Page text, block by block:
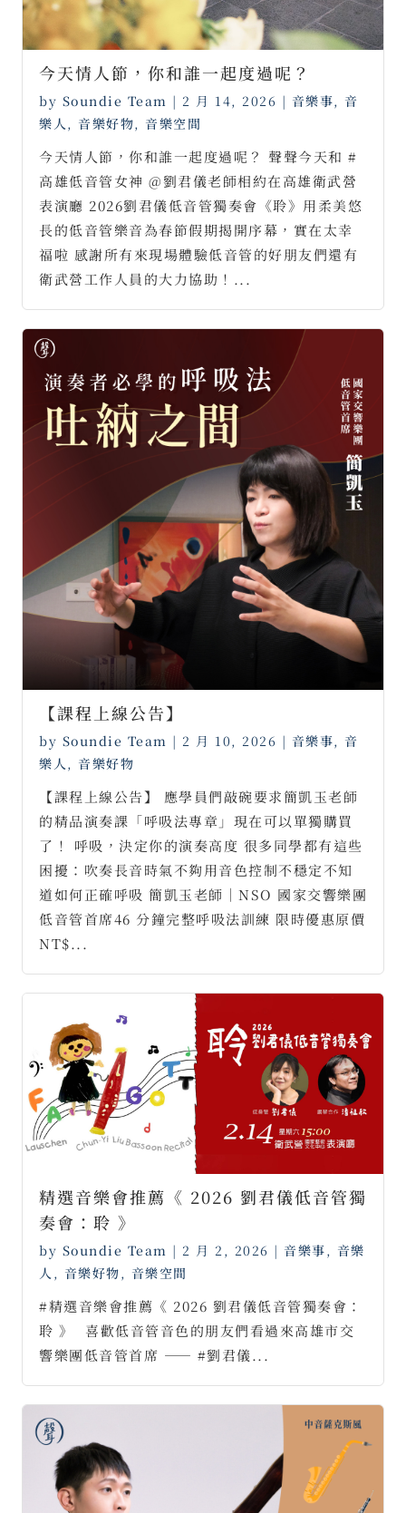
今天情人節，你和誰一起度過呢？
by Soundie Team | 2 月 14, 2026 | 音樂事, 音
樂人, 音樂好物, 音樂空間
今天情人節，你和誰一起度過呢？ 聲聲今天和 #
高雄低音管女神 @劉君儀老師相約在高雄衛武營
表演廳 2026劉君儀低音管獨奏會《聆》用柔美悠
長的低音管樂音為春節假期揭開序幕，實在太幸
福啦 感謝所有來現場體驗低音管的好朋友們還有
衛武營工作人員的大力協助！...
【課程上線公告】
by Soundie Team | 2 月 10, 2026 | 音樂事, 音
樂人, 音樂好物
【課程上線公告】 應學員們敲碗要求簡凱玉老師
的精品演奏課「呼吸法專章」現在可以單獨購買
了！ 呼吸，決定你的演奏高度 很多同學都有這些
困擾：吹奏長音時氣不夠用音色控制不穩定不知
道如何正確呼吸 簡凱玉老師｜NSO 國家交響樂團
低音管首席46 分鐘完整呼吸法訓練 限時優惠原價
NT$...
精選音樂會推薦《 2026 劉君儀低音管獨
奏會：聆 》
by Soundie Team | 2 月 2, 2026 | 音樂事, 音樂
人, 音樂好物, 音樂空間
#精選音樂會推薦《 2026 劉君儀低音管獨奏會：
聆 》⠀喜歡低音管音色的朋友們看過來高雄市交
響樂團低音管首席 —— #劉君儀...